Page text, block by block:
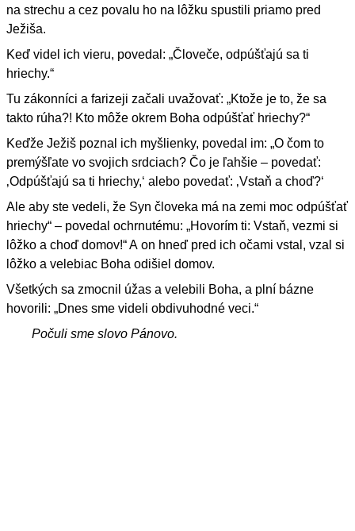
na strechu a cez povalu ho na lôžku spustili priamo pred
Ježiša.
Keď videl ich vieru, povedal: „Človeče, odpúšťajú sa ti
hriechy.“
Tu zákonníci a farizeji začali uvažovať: „Ktože je to, že sa
takto rúha?! Kto môže okrem Boha odpúšťať hriechy?“
Keďže Ježiš poznal ich myšlienky, povedal im: „O čom to
premýšľate vo svojich srdciach? Čo je ľahšie – povedať:
‚Odpúšťajú sa ti hriechy,‘ alebo povedať: ‚Vstaň a choď?‘
Ale aby ste vedeli, že Syn človeka má na zemi moc odpúšťať
hriechy“ – povedal ochrnutému: „Hovorím ti: Vstaň, vezmi si
lôžko a choď domov!“ A on hneď pred ich očami vstal, vzal si
lôžko a velebiac Boha odišiel domov.
Všetkých sa zmocnil úžas a velebili Boha, a plní bázne
hovorili: „Dnes sme videli obdivuhodné veci.“
Počuli sme slovo Pánovo.